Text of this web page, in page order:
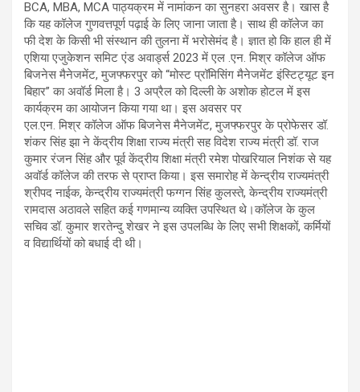
BCA, MBA, MCA पाठ्यक्रम में नामांकन का सुनहरा अवसर है। खास है
कि यह कॉलेज गुणवत्तपूर्ण पढ़ाई के लिए जाना जाता है। साथ ही कॉलेज का
फी देश के किसी भी संस्थान की तुलना में भरोसेमंद है। ज्ञात हो कि हाल ही में
एशिया एजुकेशन समिट एंड अवार्ड्स 2023 में एल .एन. मिश्र कॉलेज ऑफ
बिजनेस मैनेजमेंट, मुजफ्फरपुर को “मोस्ट प्रॉमिसिंग मैनेजमेंट इंस्टिट्यूट इन
बिहार” का अवॉर्ड मिला है। 3 अप्रैल को दिल्ली के अशोक होटल में इस
कार्यक्रम का आयोजन किया गया था। इस अवसर पर
एल.एन. मिश्र कॉलेज ऑफ बिजनेस मैनेजमेंट, मुजफ्फरपुर के प्रोफेसर डॉ.
शंकर सिंह झा ने केंद्रीय शिक्षा राज्य मंत्री सह विदेश राज्य मंत्री डॉ. राज
कुमार रंजन सिंह और पूर्व केंद्रीय शिक्षा मंत्री रमेश पोखरियाल निशंक से यह
अवॉर्ड कॉलेज की तरफ से प्राप्त किया। इस समारोह में केन्द्रीय राज्यमंत्री
श्रीपद नाईक, केन्द्रीय राज्यमंत्री फग्गन सिंह कुलस्ते, केन्द्रीय राज्यमंत्री
रामदास अठावले सहित कई गणमान्य व्यक्ति उपस्थित थे।कॉलेज के कुल
सचिव डॉ. कुमार शरतेन्दु शेखर ने इस उपलब्धि के लिए सभी शिक्षकों, कर्मियों
व विद्यार्थियों को बधाई दी थी।